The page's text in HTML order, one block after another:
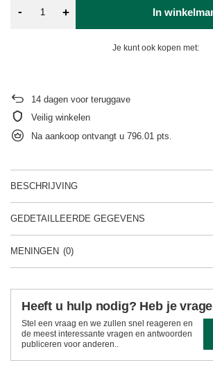
- + In
Je kunt ook kopen met:
14 dagen voor teruggave
Veilig winkelen
Na aankoop ontvangt u 796.01 pts.
BESCHRIJVING
GEDETAILLEERDE GEGEVENS
MENINGEN (0)
Heeft u hulp nodig? Heb je
Stel een vraag en we zullen snel reageren en
de meest interessante vragen en antwoorden
publiceren voor anderen..